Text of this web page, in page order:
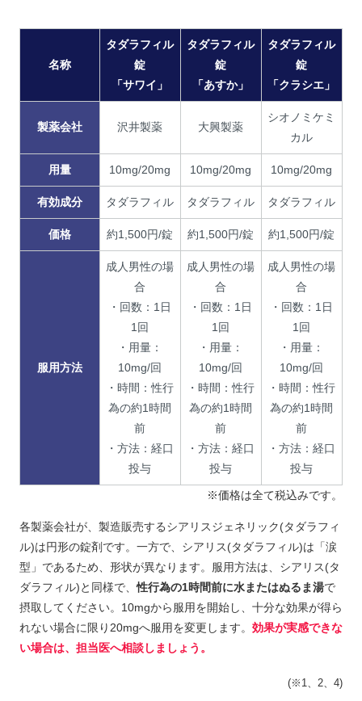
名称
タダラフィル
錠
「サワイ」
タダラフィル
錠
「あすか」
タダラフィル
錠
「クラシエ」
製薬会社 沢井製薬 大興製薬
シオノミケミ
カル
用量 10mg/20mg 10mg/20mg 10mg/20mg
有効成分 タダラフィル タダラフィル タダラフィル
価格 約1,500円/錠 約1,500円/錠 約1,500円/錠
服用方法
成人男性の場
合
・回数：1日
1回
・用量：
10mg/回
・時間：性行
為の約1時間
前
・方法：経口
投与
成人男性の場
合
・回数：1日
1回
・用量：
10mg/回
・時間：性行
為の約1時間
前
・方法：経口
投与
成人男性の場
合
・回数：1日
1回
・用量：
10mg/回
・時間：性行
為の約1時間
前
・方法：経口
投与
※価格は全て税込みです。
各製薬会社が、製造販売するシアリスジェネリック(タダラフィ
ル)は円形の錠剤です。一方で、シアリス(タダラフィル)は「涙
型」であるため、形状が異なります。服用方法は、シアリス(タ
ダラフィル)と同様で、性行為の1時間前に水またはぬるま湯で
摂取してください。10mgから服用を開始し、十分な効果が得ら
れない場合に限り20mgへ服用を変更します。 効果が実感できな
い場合は、担当医へ相談しましょう。
(※1、2、4)